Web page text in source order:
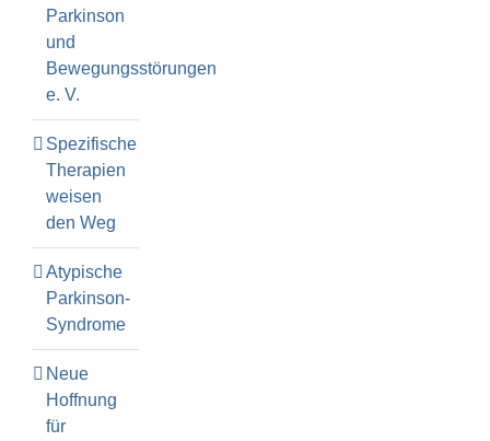
Parkinson
und
Bewegungsstörungen
e. V.
Spezifische
Therapien
weisen
den Weg
Atypische
Parkinson-
Syndrome
Neue
Hoffnung
für